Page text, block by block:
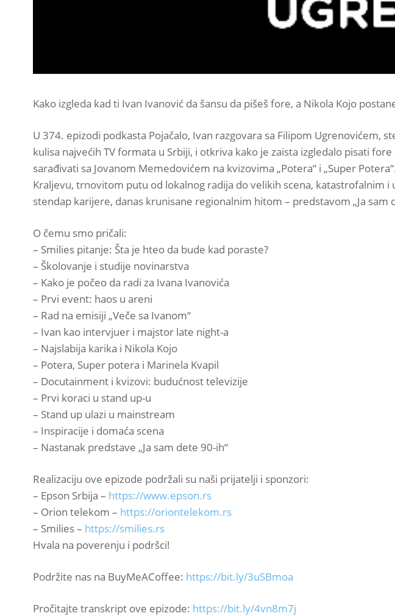
Kako izgleda kad ti Ivan Ivanović da šansu da pišeš fore, a Nikola Kojo
U 374. epizodi podkasta Pojačalo, Ivan razgovara sa Filipom
kulisa najvećih TV formata u Srbiji, i otkriva kako je zaista izgledalo pisati
sarađivati sa Jovanom Memedovićem na kvizovima „Potera“ i „Super
Kraljevu, trnovitom putu od lokalnog radija do velikih scena, katastrofalnim
stendap karijere, danas krunisane regionalnim hitom – predstavom „Ja sam
O čemu smo pričali:
– Smilies pitanje: Šta je hteo da bude kad poraste?
– Školovanje i studije novinarstva
– Kako je počeo da radi za Ivana Ivanovića
– Prvi event: haos u areni
– Rad na emisiji „Veče sa Ivanom“
– Ivan kao intervjuer i majstor late night-a
– Najslabija karika i Nikola Kojo
– Potera, Super potera i Marinela Kvapil
– Docutainment i kvizovi: budućnost televizije
– Prvi koraci u stand up-u
– Stand up ulazi u mainstream
– Inspiracije i domaća scena
– Nastanak predstave „Ja sam dete 90-ih“
Realizaciju ove epizode podržali su naši prijatelji i sponzori:
– Epson Srbija – https://www.epson.rs
– Orion telekom – https://oriontelekom.rs
– Smilies – https://smilies.rs
Hvala na poverenju i podršci!
Podržite nas na BuyMeACoffee: https://bit.ly/3uSBmoa
Pročitajte transkript ove epizode: https://bit.ly/4vn8m7j